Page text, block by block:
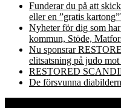
Funderar du på att
eller en ”gratis
Nyheter för dig som
kommun, Stöde,
Nu sponsrar
elitsatsning på judo
RESTORED
De försvunna